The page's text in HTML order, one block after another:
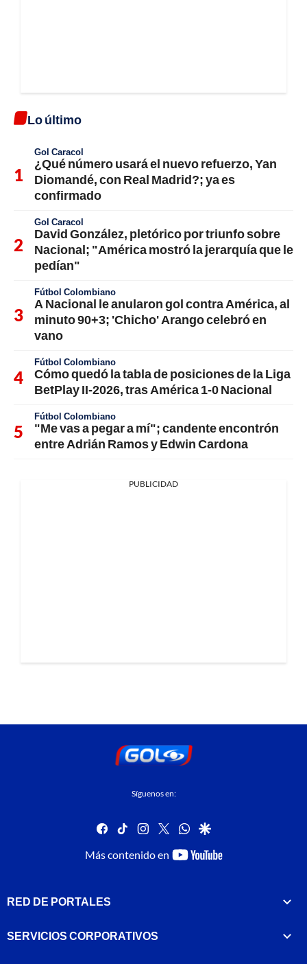
Lo último
Gol Caracol
¿Qué número usará el nuevo refuerzo, Yan
Diomandé, con Real Madrid?; ya es
confirmado
Gol Caracol
David González, pletórico por triunfo sobre
Nacional; "América mostró la jerarquía que le
pedían"
Fútbol Colombiano
A Nacional le anularon gol contra América, al
minuto 90+3; 'Chicho' Arango celebró en
vano
Fútbol Colombiano
Cómo quedó la tabla de posiciones de la Liga
BetPlay II-2026, tras América 1-0 Nacional
Fútbol Colombiano
"Me vas a pegar a mí"; candente encontrón
entre Adrián Ramos y Edwin Cardona
PUBLICIDAD
Síguenos en:
facebook
tiktok instagram
twitterwhatsapp
google
Más contenido en
youtube-
RED DE PORTALES
SERVICIOS CORPORATIVOS